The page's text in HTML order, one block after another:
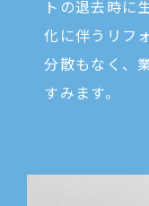
トの退去時に
化に伴うリフ
分散もなく、
すみます。